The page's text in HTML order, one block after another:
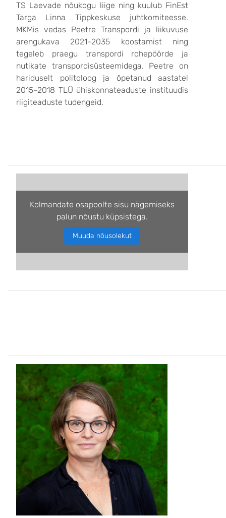
TS Laevade nõukogu liige ning kuulub FinEst
Targa Linna Tippkeskuse juhtkomiteesse.
MKMis vedas Peetre Transpordi ja liikuvuse
arengukava 2021–2035 koostamist ning
tegeleb praegu transpordi rohepöörde ja
nutikate transpordisüsteemidega. Peetre on
hariduselt politoloog ja õpetanud aastatel
2015–2018 TLÜ ühiskonnateaduste instituudis
riigiteaduste tudengeid.
Kolmandate osapoolte sisu nägemiseks
palun nõustu küpsistega.
Muuda nõusolekut